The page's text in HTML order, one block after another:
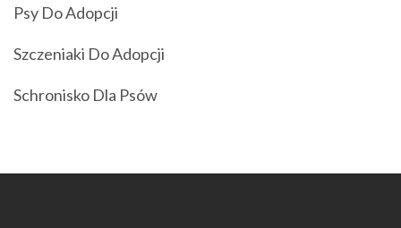
Psy Do Adopcji
Szczeniaki Do Adopcji
Schronisko Dla Psów